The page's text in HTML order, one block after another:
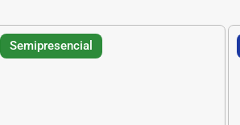
Semipresencial